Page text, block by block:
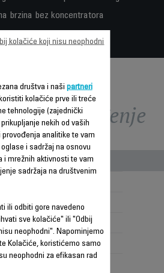
brzina bez koncentratora
- Poređenje
100
3
2
društva i naši partneri
kolačiće prve ili treće
tehnologije (zajednički
nekih od vaših
analitike te vam
i sadržaj na osnovu
i mrežnih aktivnosti te vam
sadržaja na društvenim
ili odbiti gore navedeno
sve kolačiće" ili "Odbij
neophodni". Napominjemo
Kolačiće, koristićemo samo
neophodni za efikasan rad
kolačiće koji nisu neophodni